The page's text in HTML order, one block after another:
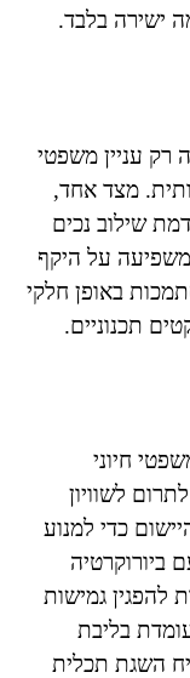
ישירה בלבד.
רק עניין משפטי
מצד אחד,
שילוב נכים
משפיעה על היקף
באופן חלקי
תכנוניים.
חיוני
לשוויון
כדי למנוע
ביורוקרטיה
להפגין גמישות
בליבת
השגת תכלית